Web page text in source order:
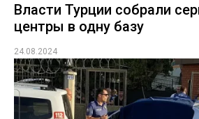
Власти Турции собрали
центры в одну базу
24.08.2024